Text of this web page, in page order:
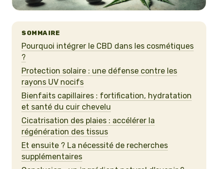
SOMMAIRE
Pourquoi intégrer le CBD dans les cosmétiques
?
Protection solaire : une défense contre les
rayons UV nocifs
Bienfaits capillaires : fortification, hydratation
et santé du cuir chevelu
Cicatrisation des plaies : accélérer la
régénération des tissus
Et ensuite ? La nécessité de recherches
supplémentaires